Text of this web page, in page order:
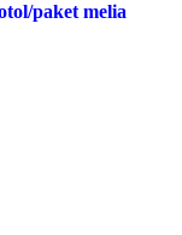
paket melia